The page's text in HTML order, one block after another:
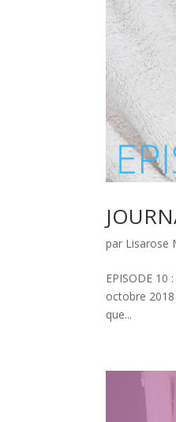
par Lisarose
EPISODE
octobre
que...